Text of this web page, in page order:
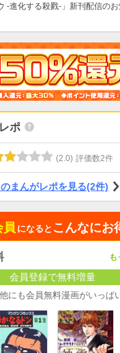
-進化する殺戮-」新刊配信の
ポ
(2.0) 評価数2件
まんがレポを見る(2件)
員 になると こんなにお
も
会員登録で無料増量
にも会員無料漫画がいっぱ